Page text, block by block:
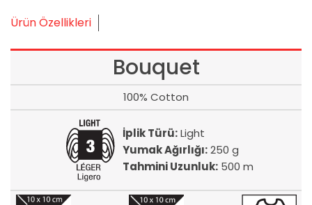
Ürün Özellikleri
Bouquet
100% Cotton
İplik Türü:Light
Yumak Ağırlığı:250 g
Tahmini Uzunluk: 500 m